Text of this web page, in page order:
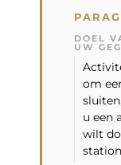
DOEL
UW
om
u een
wilt